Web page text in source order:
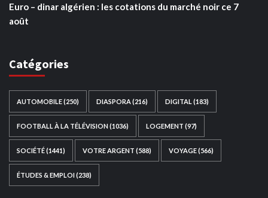
Euro – dinar algérien : les cotations du marché noir ce 7
août
Catégories
AUTOMOBILE(250) DIASPORA (216) DIGITAL (183)
FOOTBALL À LA TÉLÉVISION(1036) LOGEMENT (97)
SOCIÉTÉ(1441) VOTRE ARGENT (588) VOYAGE(566)
ÉTUDES & EMPLOI(238)